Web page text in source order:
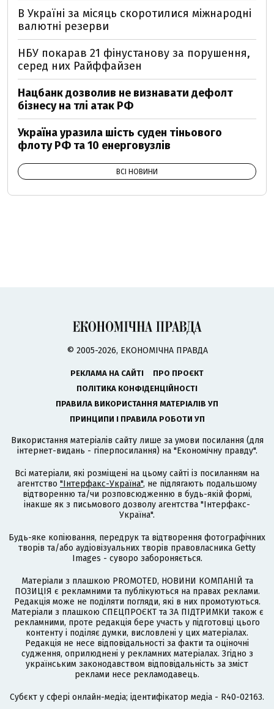
В Україні за місяць скоротилися міжнародні
валютні резерви
НБУ покарав 21 фінустанову за порушення,
серед них Райффайзен
Нацбанк дозволив не визнавати дефолт
бізнесу на тлі атак РФ
Україна уразила шість суден тіньового
флоту РФ та 10 енерговузлів
ВСІ НОВИНИ
© 2005-2026, ЕКОНОМІЧНА ПРАВДА
РЕКЛАМА НА САЙТІ
ПРО ПРОЄКТ
ПОЛІТИКА КОНФІДЕНЦІЙНОСТІ
ПРАВИЛА ВИКОРИСТАННЯ МАТЕРІАЛІВ УП
ПРИНЦИПИ І ПРАВИЛА РОБОТИ УП
Використання матеріалів сайту лише за умови посилання (для
інтернет-видань - гіперпосилання) на "Економічну правду".
Всі матеріали, які розміщені на цьому сайті із посиланням на
агентство "Інтерфакс-Україна", не підлягають подальшому
відтворенню та/чи розповсюдженню в будь-якій формі,
інакше як з письмового дозволу агентства "Інтерфакс-
Україна".
Будь-яке копіювання, передрук та відтворення фотографічних
творів та/або аудіовізуальних творів правовласника Getty
Images - суворо забороняється.
Матеріали з плашкою PROMOTED, НОВИНИ КОМПАНІЙ та
ПОЗИЦІЯ є рекламними та публікуються на правах реклами.
Редакція може не поділяти погляди, які в них промотуються.
Матеріали з плашкою СПЕЦПРОЄКТ та ЗА ПІДТРИМКИ також є
рекламними, проте редакція бере участь у підготовці цього
контенту і поділяє думки, висловлені у цих матеріалах.
Редакція не несе відповідальності за факти та оціночні
судження, оприлюднені у рекламних матеріалах. Згідно з
українським законодавством відповідальність за зміст
реклами несе рекламодавець.
Cубєкт у сфері онлайн-медіа; ідентифікатор медіа - R40-02163.